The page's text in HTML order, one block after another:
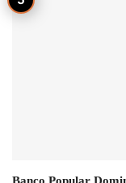
Banco Popular